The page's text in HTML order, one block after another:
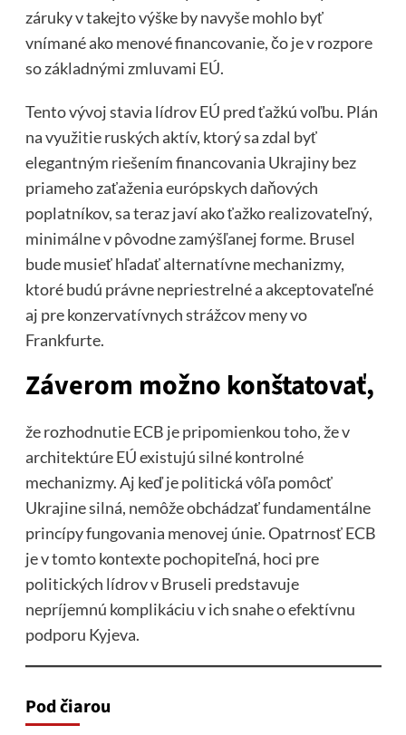
záruky v takejto výške by navyše mohlo byť
vnímané ako menové financovanie, čo je v rozpore
so základnými zmluvami EÚ.
Tento vývoj stavia lídrov EÚ pred ťažkú voľbu. Plán
na využitie ruských aktív, ktorý sa zdal byť
elegantným riešením financovania Ukrajiny bez
priameho zaťaženia európskych daňových
poplatníkov, sa teraz javí ako ťažko realizovateľný,
minimálne v pôvodne zamýšľanej forme. Brusel
bude musieť hľadať alternatívne mechanizmy,
ktoré budú právne nepriestrelné a akceptovateľné
aj pre konzervatívnych strážcov meny vo
Frankfurte.
Záverom možno konštatovať,
že rozhodnutie ECB je pripomienkou toho, že v
architektúre EÚ existujú silné kontrolné
mechanizmy. Aj keď je politická vôľa pomôcť
Ukrajine silná, nemôže obchádzať fundamentálne
princípy fungovania menovej únie. Opatrnosť ECB
je v tomto kontexte pochopiteľná, hoci pre
politických lídrov v Bruseli predstavuje
nepríjemnú komplikáciu v ich snahe o efektívnu
podporu Kyjeva.
Pod čiarou